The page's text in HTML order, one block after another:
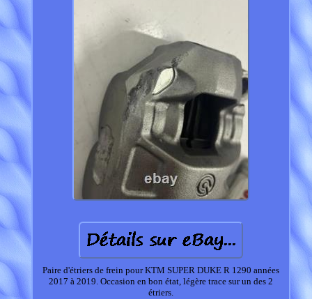
Paire d'étriers de frein pour KTM SUPER DUKE R 1290 années
2017 à 2019. Occasion en bon état, légère trace sur un des 2
étriers.